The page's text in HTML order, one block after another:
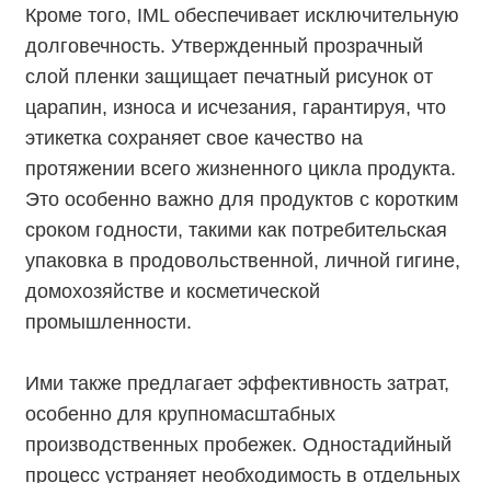
Кроме того, IML обеспечивает исключительную
долговечность. Утвержденный прозрачный
слой пленки защищает печатный рисунок от
царапин, износа и исчезания, гарантируя, что
этикетка сохраняет свое качество на
протяжении всего жизненного цикла продукта.
Это особенно важно для продуктов с коротким
сроком годности, такими как потребительская
упаковка в продовольственной, личной гигине,
домохозяйстве и косметической
промышленности.
Ими также предлагает эффективность затрат,
особенно для крупномасштабных
производственных пробежек. Одностадийный
процесс устраняет необходимость в отдельных